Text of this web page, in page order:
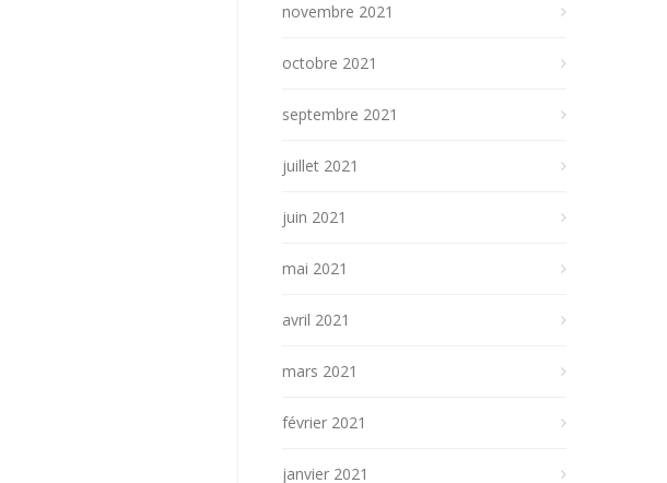
novembre 2021
octobre 2021
septembre 2021
juillet 2021
juin 2021
mai 2021
avril 2021
mars 2021
février 2021
janvier 2021